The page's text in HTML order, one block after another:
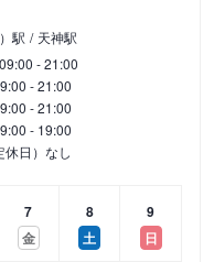
駅
天神駅
09:00 - 21:00
- 21:00
- 21:00
- 19:00
休日）なし
7
金
8
土
9
日